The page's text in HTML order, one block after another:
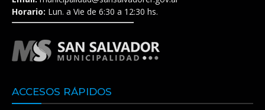
Horario: Lun. a Vie de 6:30 a 12:30 hs.
ACCESOS RÁPIDOS